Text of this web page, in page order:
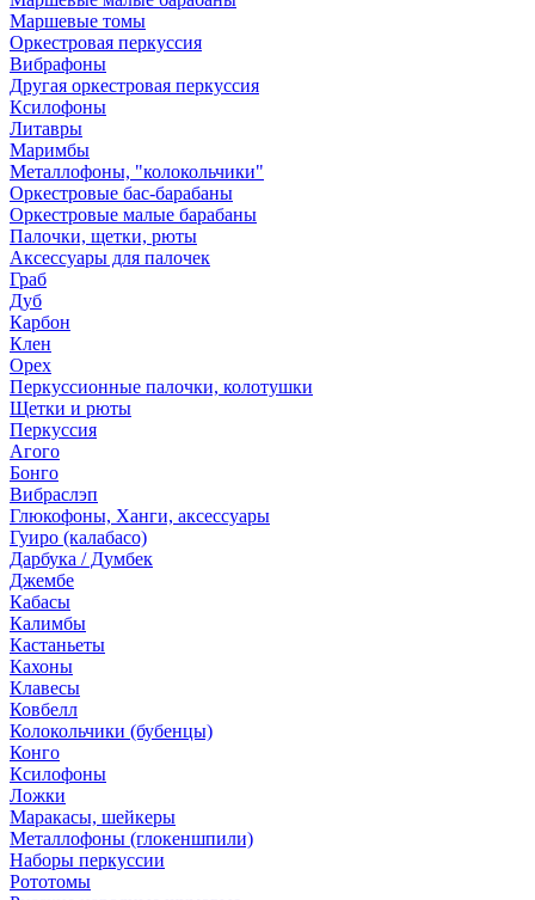
Маршевые томы
Оркестровая перкуссия
Вибрафоны
Другая оркестровая перкуссия
Ксилофоны
Литавры
Маримбы
Металлофоны, "колокольчики"
Оркестровые бас-барабаны
Оркестровые малые барабаны
Палочки, щетки, рюты
Аксессуары для палочек
Граб
Дуб
Карбон
Клен
Орех
Перкуссионные палочки, колотушки
Щетки и рюты
Перкуссия
Агого
Бонго
Вибраслэп
Глюкофоны, Ханги, аксессуары
Гуиро (калабасо)
Дарбука / Думбек
Джембе
Кабасы
Калимбы
Кастаньеты
Кахоны
Клавесы
Ковбелл
Колокольчики (бубенцы)
Конго
Ксилофоны
Ложки
Маракасы, шейкеры
Металлофоны (глокеншпили)
Наборы перкуссии
Рототомы